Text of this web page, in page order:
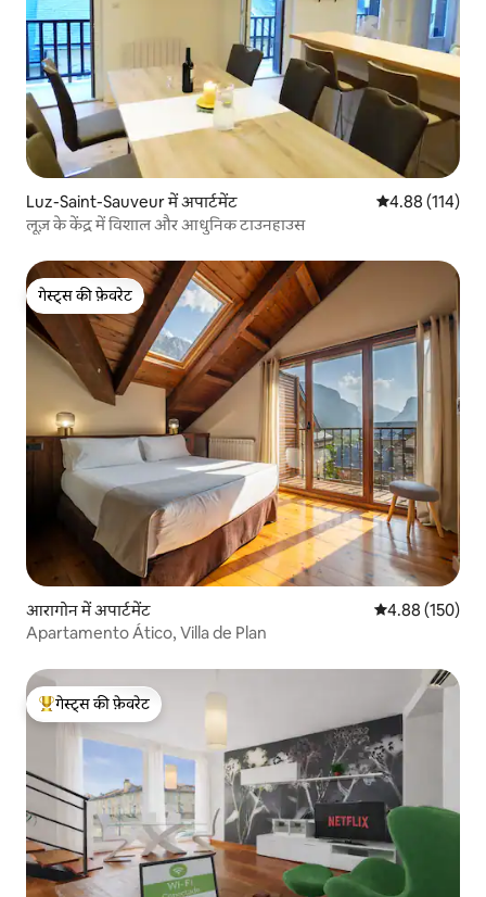
Luz-Saint-Sauveur में अपार्टमेंट औसत रेटिंग 5 में से
4.88 (114)
लूज़ के केंद्र में विशाल और आधुनिक टाउनहाउस
गेस्ट्स की फ़ेवरेट
गेस्ट्स की फ़ेवरेट
आरागोन में अपार्टमेंट औसत रेटिंग 5 में से
4.88 (150)
Apartamento Ático, Villa de Plan
गेस्ट्स का टॉप फ़ेवरेट
गेस्ट्स की फ़ेवरेट